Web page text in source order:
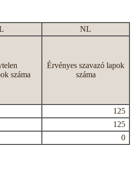
NL
száma
Érvényes szavazó lapok
száma
125
125
0